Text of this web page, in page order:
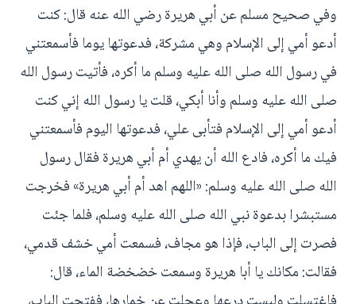
وفي صحيح مسلم عن أبي هريرة رضي الله عنه قال: كنت
أدعو أمي إلى الإسلام وهي مشركة، فدعوتها يوما فأسمعتني
في رسول الله صلى الله عليه وسلم ما أكره، فأتيت رسول الله
صلى الله عليه وسلم وأنا أبكي، قلت يا رسول الله إني كنت
أدعو أمي إلى الإسلام فتأبى علي، فدعوتها اليوم فأسمعتني
فيك ما أكره، فادع الله أن يهدي أم أبي هريرة فقال رسول
الله صلى الله عليه وسلم: «اللهم اهد أم أبي هريرة» فخرجت
مستبشرا بدعوة نبي الله صلى الله عليه وسلم، فلما جئت
فصرت إلى الباب، فإذا هو مجاف، فسمعت أمي خشف قدمي،
فقالت: مكانك يا أبا هريرة وسمعت خضخضة الماء، قال: